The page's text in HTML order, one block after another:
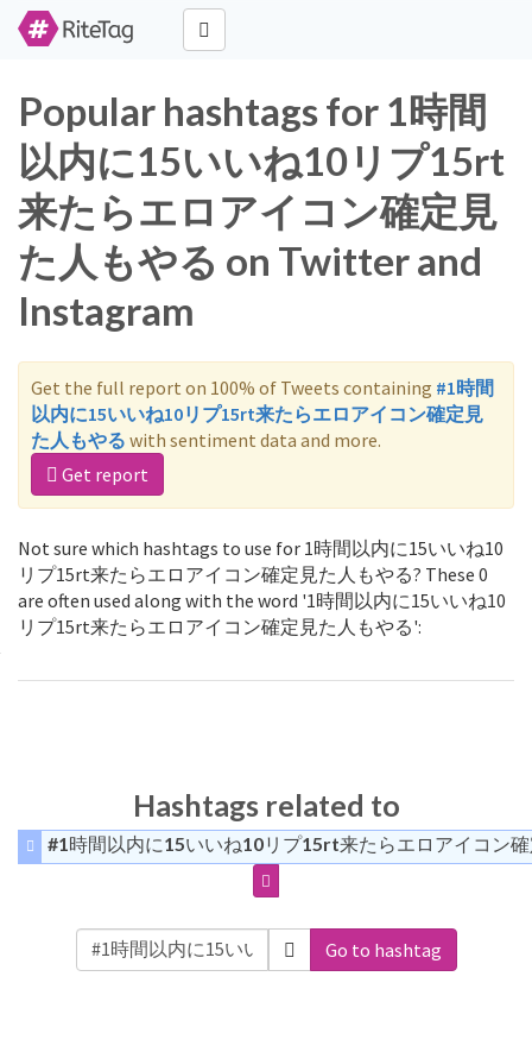
Popular hashtags for 1時間
以内に15いいね10リプ15rt
来たらエロアイコン確定見
た人もやる on Twitter and
Instagram
Get the full report on 100% of Tweets containing #1時間
以内に15いいね10リプ15rt来たらエロアイコン確定見
た人もやる with sentiment data and more.
Get report
Not sure which hashtags to use for 1時間以内に15いいね10
リプ15rt来たらエロアイコン確定見た人もやる? These 0
are often used along with the word '1時間以内に15いいね10
リプ15rt来たらエロアイコン確定見た人もやる':
Hashtags related to
#1時間以内に15いいね10リプ15rt来たらエロアイコン
Go to hashtag